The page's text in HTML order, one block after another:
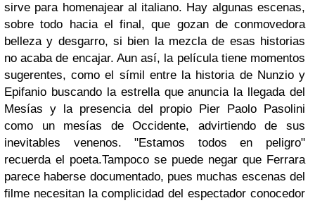
sirve para homenajear al italiano. Hay algunas escenas,
sobre todo hacia el final, que gozan de conmovedora
belleza y desgarro, si bien la mezcla de esas historias
no acaba de encajar. Aun así, la película tiene momentos
sugerentes, como el símil entre la historia de Nunzio y
Epifanio buscando la estrella que anuncia la llegada del
Mesías y la presencia del propio Pier Paolo Pasolini
como un mesías de Occidente, advirtiendo de sus
inevitables venenos. "Estamos todos en peligro"
recuerda el poeta.Tampoco se puede negar que Ferrara
parece haberse documentado, pues muchas escenas del
filme necesitan la complicidad del espectador conocedor